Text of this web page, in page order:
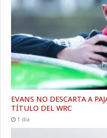
EVANS NO DESCARTA A
TÍTULO DEL WRC
1 día